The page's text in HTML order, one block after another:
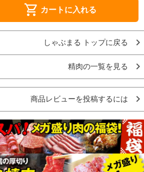
shopping_cart カートに入れる
しゃぶまる トップに戻る
精肉の一覧を見る
商品レビューを投稿するには